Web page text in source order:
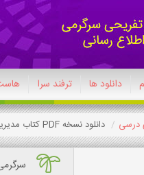
دانلود ها ترفند سرا
درسی دانلود نسخه PDF کتاب مدیریت خانواده و سبک زندگی (پسران) دوازدهم معارف 1404-1405